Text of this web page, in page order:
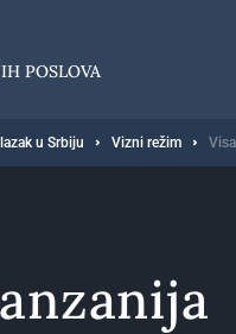
POSLOVA
u Srbiju Vizni režim